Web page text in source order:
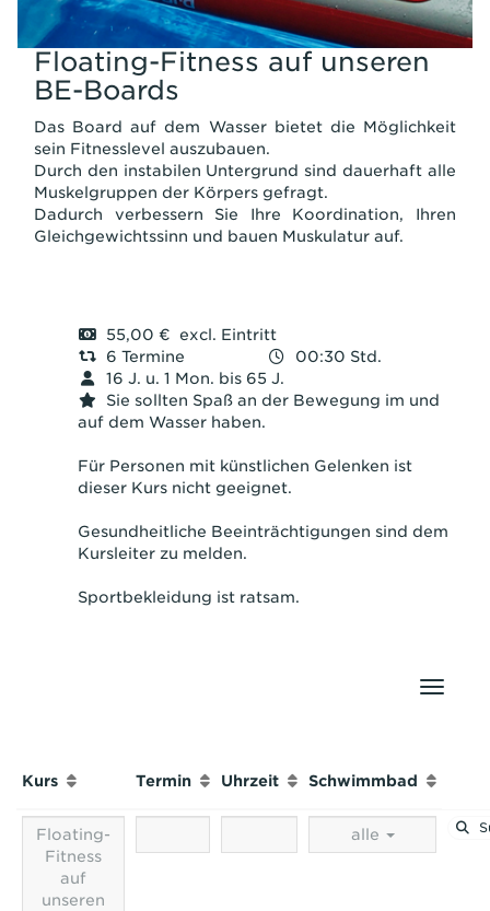
Floating-Fitness auf unseren
BE-Boards
Das Board auf dem Wasser bietet die Möglichkeit
sein Fitnesslevel auszubauen.
Durch den instabilen Untergrund sind dauerhaft alle
Muskelgruppen der Körpers gefragt.
Dadurch verbessern Sie Ihre Koordination, Ihren
Gleichgewichtssinn und bauen Muskulatur auf.
55,00 € excl. Eintritt
6 Termine
00:30 Std.
16 J. u. 1 Mon. bis 65 J.
Sie sollten Spaß an der Bewegung im und
auf dem Wasser haben.
Für Personen mit künstlichen Gelenken ist
dieser Kurs nicht geeignet.
Gesundheitliche Beeinträchtigungen sind dem
Kursleiter zu melden.
Sportbekleidung ist ratsam.
Kurs Termin Uhrzeit Schwimmbad
Floating-
Fitness
auf
unseren
alle